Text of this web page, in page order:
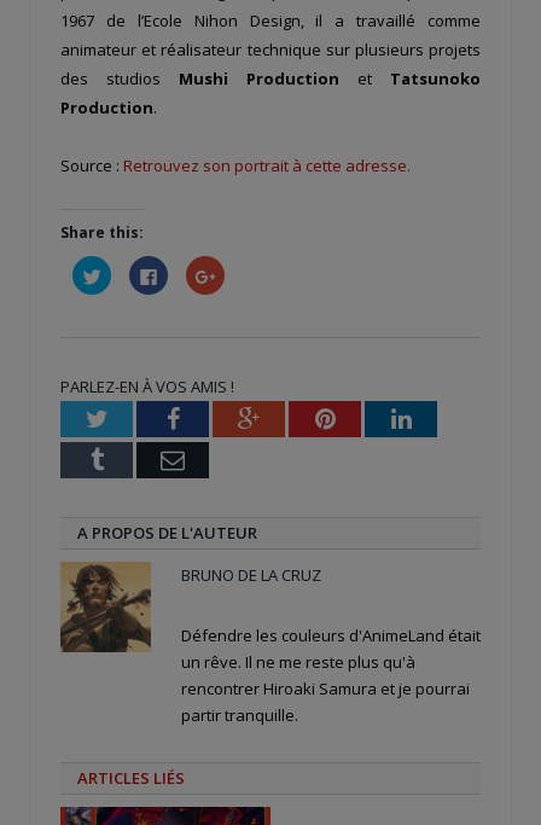
1967 de l’Ecole Nihon Design, il a travaillé comme
animateur et réalisateur technique sur plusieurs projets
des studios Mushi Production et Tatsunoko
Production.
Source : Retrouvez son portrait à cette adresse.
Share this:
Cliquez
pour
partager
fenêtre)
Cliquez
pour
partager
fenêtre)
Cliquez
pour
nouvelle
fenêtre)
PARLEZ-EN À VOS AMIS !
TwitterFacebookGoogle+PinterestLinkedIn
Tumblr Email
A PROPOS DE L'AUTEUR
BRUNO DE LA CRUZ
Défendre les couleurs d'AnimeLand était
un rêve. Il ne me reste plus qu'à
rencontrer Hiroaki Samura et je pourrai
partir tranquille.
ARTICLES LIÉS